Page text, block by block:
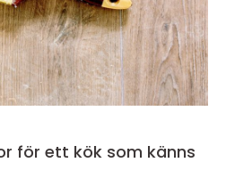
för ett kök som känns